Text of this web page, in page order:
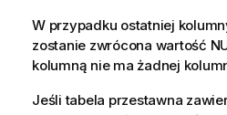
W przypadku ostatniej
zostanie zwrócona wartość
kolumną nie ma żadnej
Jeśli tabela przestawna